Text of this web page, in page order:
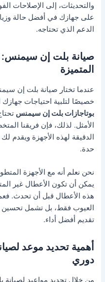
والتحديثات، إلى الإصلاحات
على جهازك في أفضل حالة
الدعم الذي تحتاجه.
صيانة بلت إن
المتميزة
عندما تختار صيانة بلت إن
خصيصًا لتلبية احتياجات جهازك
بوتاجازات بلت إن سيمنس
الأمثل. لذلك، فإن فريقنا
الدقيقة لهذه الأجهزة
حدة.
نحن نعلم أنه مع الأجهزة
يمكن أن تكون الأعطال غير
هذه الأعطال قبل أن تحدث.
العيوب فقط، بل تشمل تحسين
تقديم أفضل أداء.
أهمية تحديد موعد
دوري
من خلال تحديد مواعيد